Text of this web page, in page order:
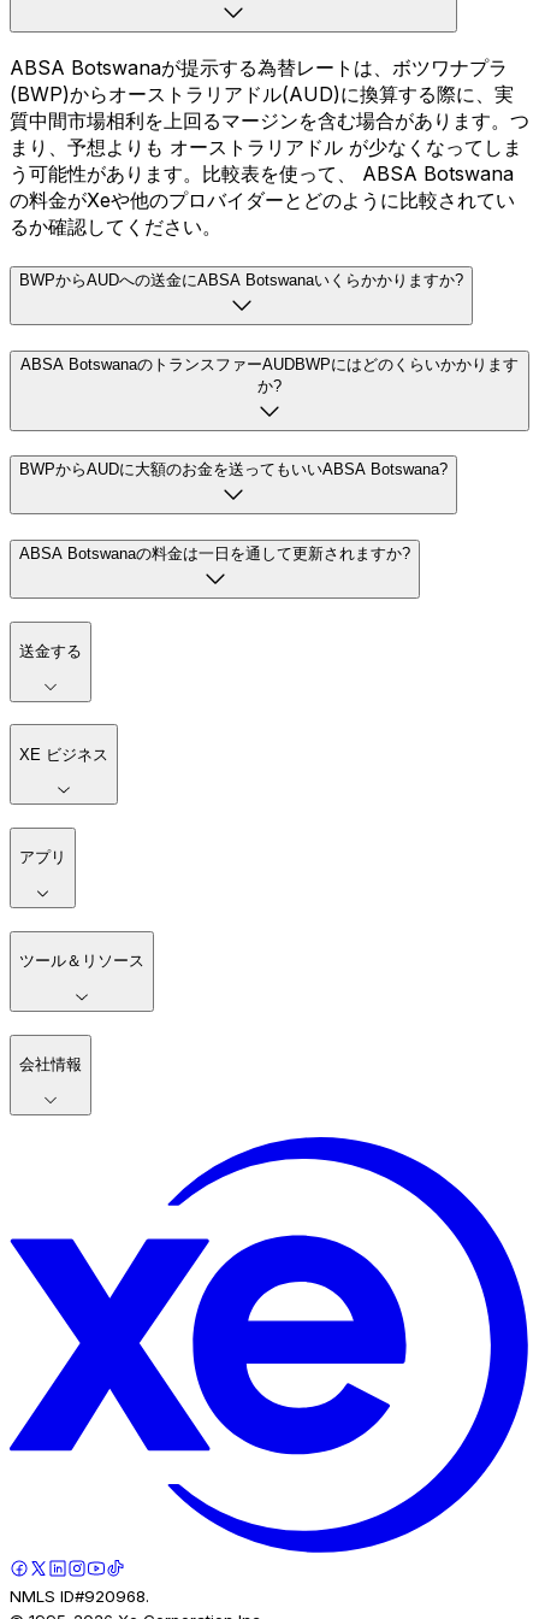
ABSA Botswanaが提示する為替レートは、ボツワナプラ
(BWP)からオーストラリアドル(AUD)に換算する際に、実
質中間市場相利を上回るマージンを含む場合があります。つ
まり、予想よりも オーストラリアドル が少なくなってしま
う可能性があります。比較表を使って、 ABSA Botswana
の料金がXeや他のプロバイダーとどのように比較されてい
るか確認してください。
BWPからAUDへの送金にABSA Botswanaいくらかかりますか?
ABSA BotswanaのトランスファーAUDBWPにはどのくらいかかります
か?
BWPからAUDに大額のお金を送ってもいいABSA Botswana?
ABSA Botswanaの料金は一日を通して更新されますか?
送金する
XE ビジネス
アプリ
ツール＆リソース
会社情報
NMLS ID#920968.